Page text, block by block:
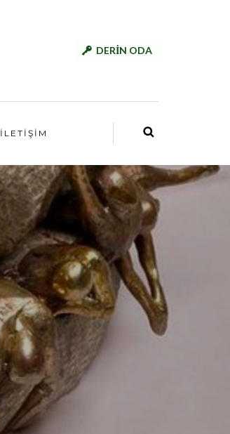
DERİN ODA
İLETİŞİM